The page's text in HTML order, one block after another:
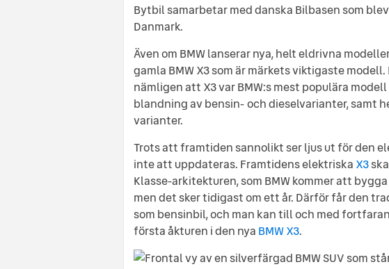
Bytbil samarbetar med danska Bilbasen som
Danmark.
Även om BMW lanserar nya, helt eldrivna
gamla BMW X3 som är märkets viktigaste
nämligen att X3 var BMW:s mest populära
blandning av bensin- och dieselvarianter, samt
varianter.
Trots att framtiden sannolikt ser ljus ut för den
inte att uppdateras. Framtidens elektriska X3
Klasse-arkitekturen, som BMW kommer att
men det sker tidigast om ett år. Därför får den
som bensinbil, och man kan till och med
första åkturen i den nya BMW X3.